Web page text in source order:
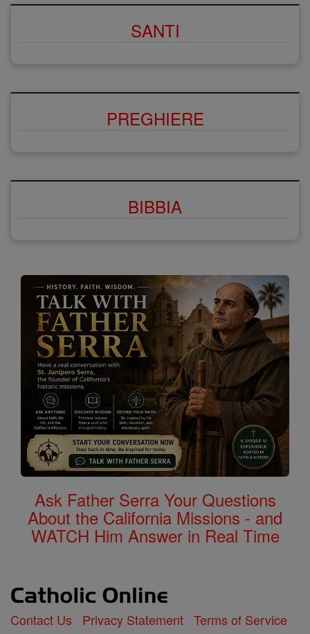
SANTI
PREGHIERE
BIBBIA
Ask Father Serra Your Questions
About the California Missions - and
WATCH Him Answer in Real Time
Contact Us Privacy Statement Terms of Service